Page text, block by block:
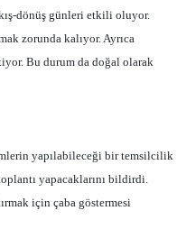
dönüş günleri etkili oluyor.
zorunda kalıyor. Ayrıca
Bu durum da doğal olarak
yapılabileceği bir temsilcilik
yapacaklarını bildirdi.
için çaba göstermesi